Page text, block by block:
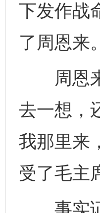
下发作战
了周恩来
周恩来
去一想，
我那里来
受了毛主
事实证